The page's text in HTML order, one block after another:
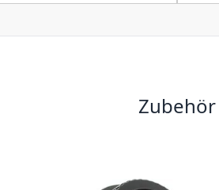
Zubehör